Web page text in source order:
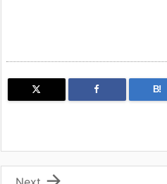
B!